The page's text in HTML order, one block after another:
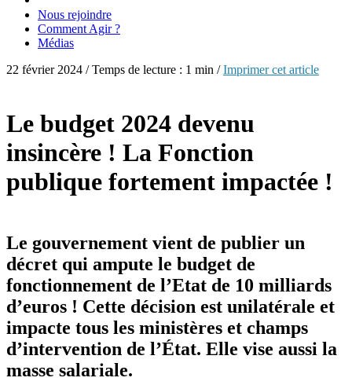
Nous rejoindre
Comment Agir ?
Médias
22 février 2024 / Temps de lecture : 1 min /Imprimer cet article
Le budget 2024 devenu
insincère ! La Fonction
publique fortement impactée !
Le gouvernement vient de publier un
décret qui ampute le budget de
fonctionnement de l’Etat de 10 milliards
d’euros ! Cette décision est unilatérale et
impacte tous les ministères et champs
d’intervention de l’État. Elle vise aussi la
masse salariale.